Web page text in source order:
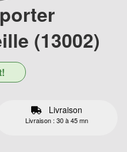
(13002)
Livraison
Livraison : 30 à 45 mn